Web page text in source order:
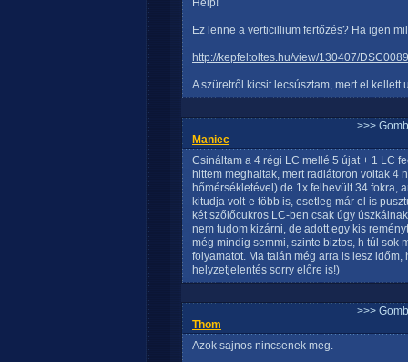
Help!
Ez lenne a verticillium fertőzés? Ha igen
http://kepfeltoltes.hu/view/130407/
A szüretről kicsit lecsúsztam, mert el kellett
>>>
Maniec
Csináltam a 4 régi LC mellé 5 újat + 1 LC
hittem meghaltak, mert radiátoron voltak 4
hőmérsékletével) de 1x felhevült 34 fokra,
kitudja volt-e több is, esetleg már el is
két szőlőcukros LC-ben csak úgy
nem tudom kizárni, de adott egy kis
még mindig semmi, szinte biztos, h túl sok
folyamatot. Ma talán még arra is lesz
helyzetjelentés sorry előre is!)
>>>
Thom
Azok sajnos nincsenek meg.